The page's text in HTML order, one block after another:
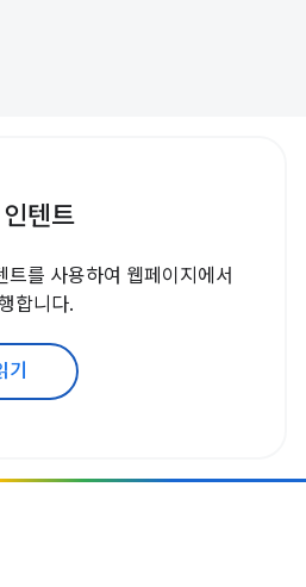
텐트
를 사용하여 웹페이지에서
합니다.